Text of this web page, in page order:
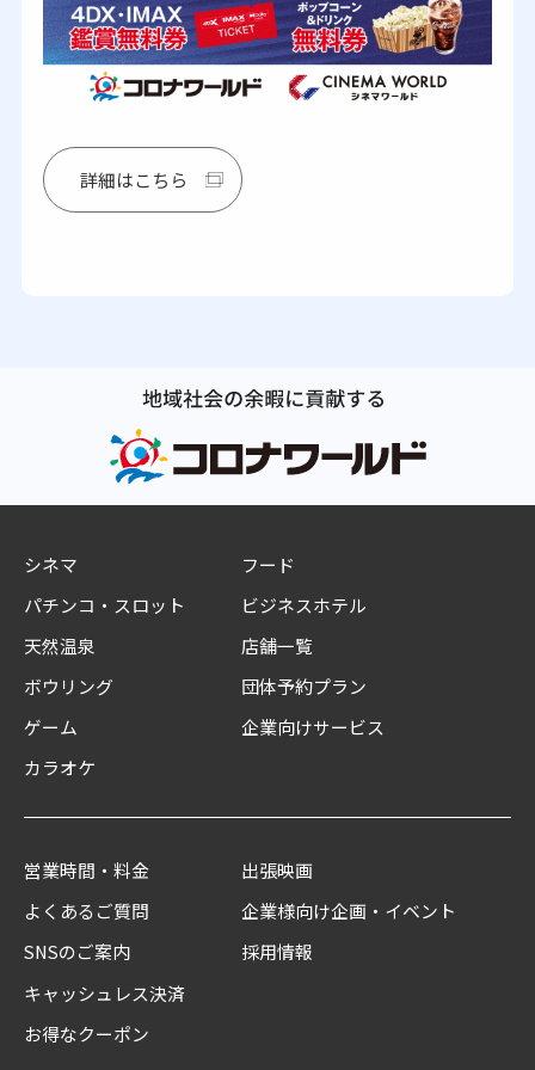
詳細はこちら
シネマ
パチンコ・スロット
天然温泉
ボウリング
ゲーム
カラオケ
フード
ビジネスホテル
店舗一覧
団体予約プラン
企業向けサービス
営業時間・料金
よくあるご質問
SNSのご案内
キャッシュレス決済
お得なクーポン
出張映画
企業様向け企画・イベント
採用情報